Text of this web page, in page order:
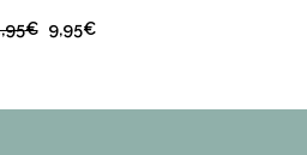
€ 9,95€